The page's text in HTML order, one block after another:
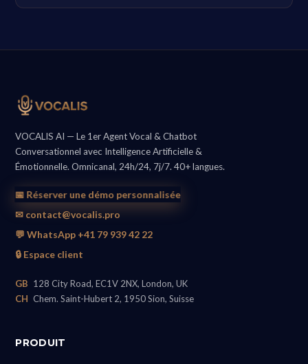
VOCALIS AI — Le 1er Agent Vocal & Chatbot
Conversationnel avec Intelligence Artificielle &
Émotionnelle. Omnicanal, 24h/24, 7j/7. 40+ langues.
📅 Réserver une démo personnalisée
✉ contact@vocalis.pro
💬 WhatsApp +41 79 939 42 22
🔒 Espace client
GB 128 City Road, EC1V 2NX, London, UK
CH Chem. Saint-Hubert 2, 1950 Sion, Suisse
PRODUIT